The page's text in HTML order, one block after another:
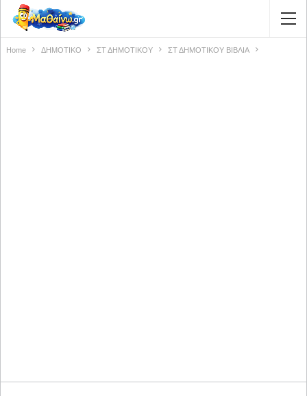
Home ΔΗΜΟΤΙΚΟ ΣΤ ΔΗΜΟΤΙΚΟΥ ΣΤ ΔΗΜΟΤΙΚΟΥ ΒΙΒΛΙΑ